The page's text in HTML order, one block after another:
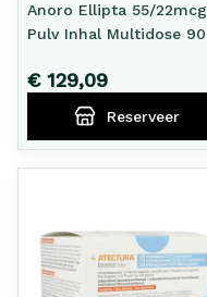
Anoro Ellipta 55/22mcg
Pulv Inhal Multidose 90
€ 129,09
Reserveer